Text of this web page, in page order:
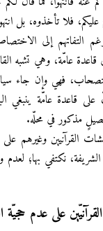
فلا تأخذوه، بل
التفاتهم إلى
قاعدة عامّة، وهي تشبه
فهي وإن جاء
على قاعدة عامّة ينبغي
مذكور في محلّه.
القرآنيين وغيرهم
الشريفة، نكتفي بها؛
على عدم حجيّة